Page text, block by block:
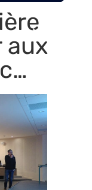
aux